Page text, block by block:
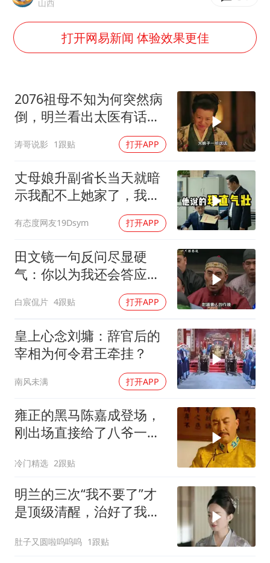
2025年小学教师减少13.19万
上海大部迎大暴雨
《龙餐馆》 冲奖
构建更高水平的全民健身公共服务体系
山西
打开网易新闻 体验效果更佳
2076祖母不知为何突然病
倒，明兰看出太医有话没
涛哥说影 1跟贴 打开APP
丈母娘升副省长当天就暗
示我配不上她家了，我当
场签完分手书，走到门口
拨通了一个电话
有态度网友19Dsym 打开APP
田文镜一句反问尽显硬
气：你以为我还会答应？
白宸侃片 4跟贴 打开APP
皇上心念刘墉：辞官后的
宰相为何令君王牵挂？
南风未满 打开APP
雍正的黑马陈嘉成登场，
刚出场直接给了八爷一顿
冷门精选 2跟贴
明兰的三次“我不要了”才
是顶级清醒，治好了我的
肚子又圆啦呜呜呜 1跟贴